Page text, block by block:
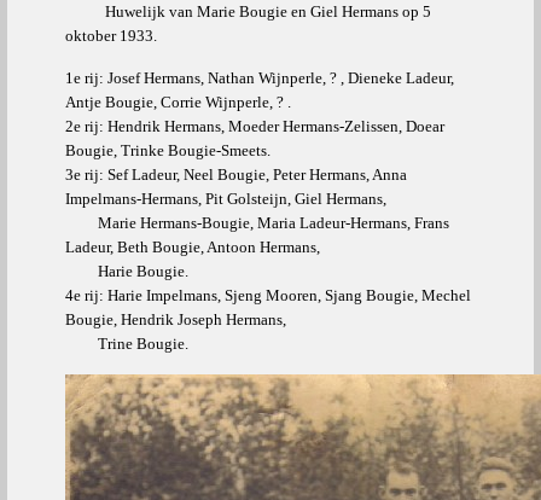
Huwelijk van Marie Bougie en Giel Hermans op 5
oktober 1933.
1e rij: Josef Hermans, Nathan Wijnperle, ? , Dieneke Ladeur,
Antje Bougie, Corrie Wijnperle, ? .
2e rij: Hendrik Hermans, Moeder Hermans-Zelissen, Doear
Bougie, Trinke Bougie-Smeets.
3e rij: Sef Ladeur, Neel Bougie, Peter Hermans, Anna
Impelmans-Hermans, Pit Golsteijn, Giel Hermans,
Marie Hermans-Bougie, Maria Ladeur-Hermans, Frans
Ladeur, Beth Bougie, Antoon Hermans,
Harie Bougie.
4e rij: Harie Impelmans, Sjeng Mooren, Sjang Bougie, Mechel
Bougie, Hendrik Joseph Hermans,
Trine Bougie.